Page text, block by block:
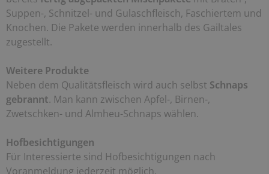
Suppen-, Schnitzel- und Gulaschfleisch, Faschiertem und
Knochen. Die Pakete werden innerhalb des Gailtales
zugestellt.
Weitere Produkte
Neben dem Qualitätsfleisch wird auch selbst Schnaps
gebrannt. Man kann zwischen Apfel-, Birnen-,
Zwetschken- und Almheu-Schnaps wählen.
Hofbesichtigungen
Für Interessierte sind Hofbesichtigungen nach
Voranmeldung jederzeit möglich.